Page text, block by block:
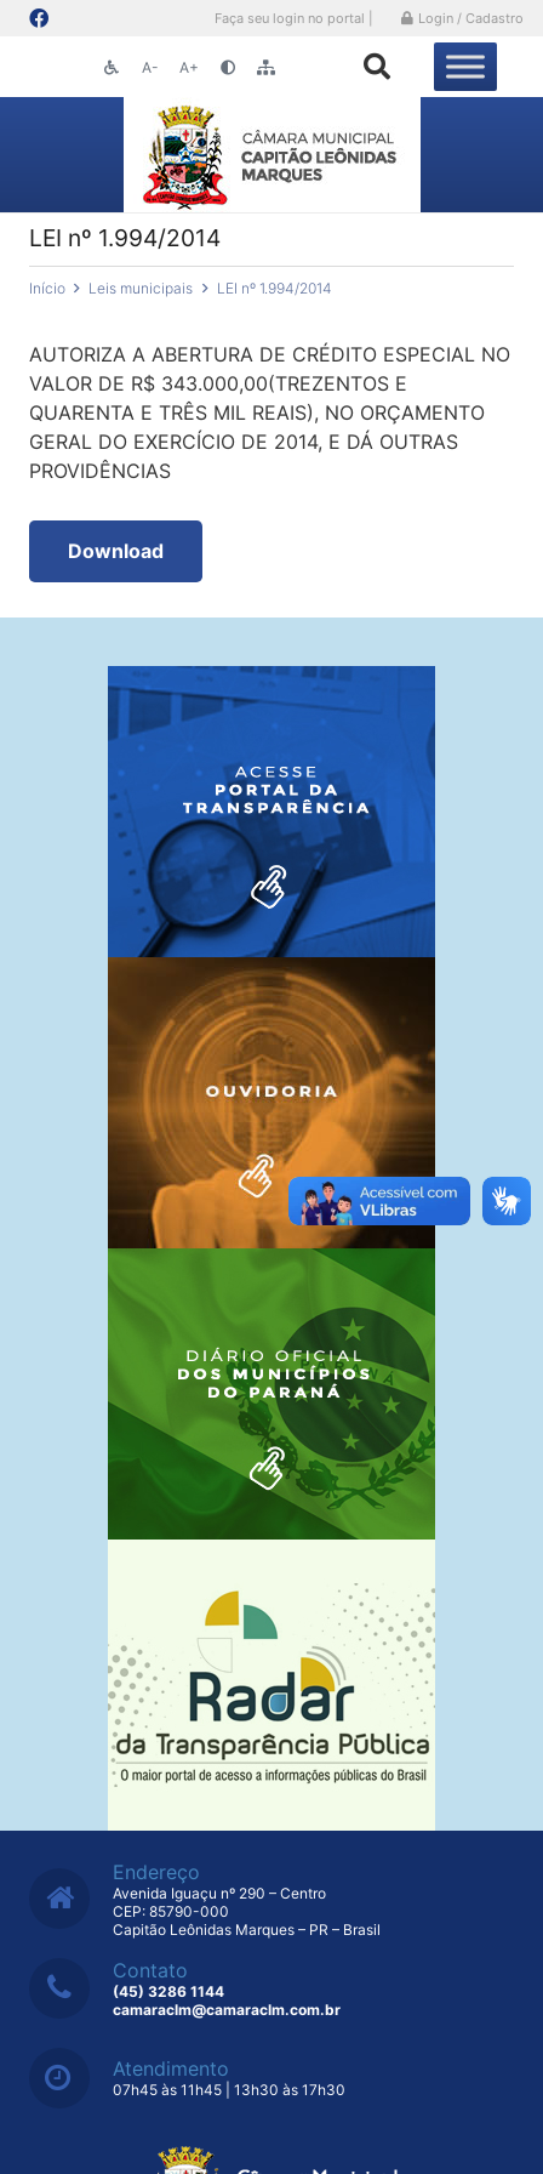
Faça seu login no portal | Login / Cadastro
A- A+
LEI nº 1.994/2014
Início Leis municipais LEI nº 1.994/2014
AUTORIZA A ABERTURA DE CRÉDITO ESPECIAL NO
VALOR DE R$ 343.000,00(TREZENTOS E
QUARENTA E TRÊS MIL REAIS), NO ORÇAMENTO
GERAL DO EXERCÍCIO DE 2014, E DÁ OUTRAS
PROVIDÊNCIAS
Download
Endereço
Avenida Iguaçu nº 290 – Centro
CEP: 85790-000
Capitão Leônidas Marques – PR – Brasil
Contato
(45) 3286 1144
camaraclm@camaraclm.com.br
Atendimento
07h45 às 11h45 | 13h30 às 17h30